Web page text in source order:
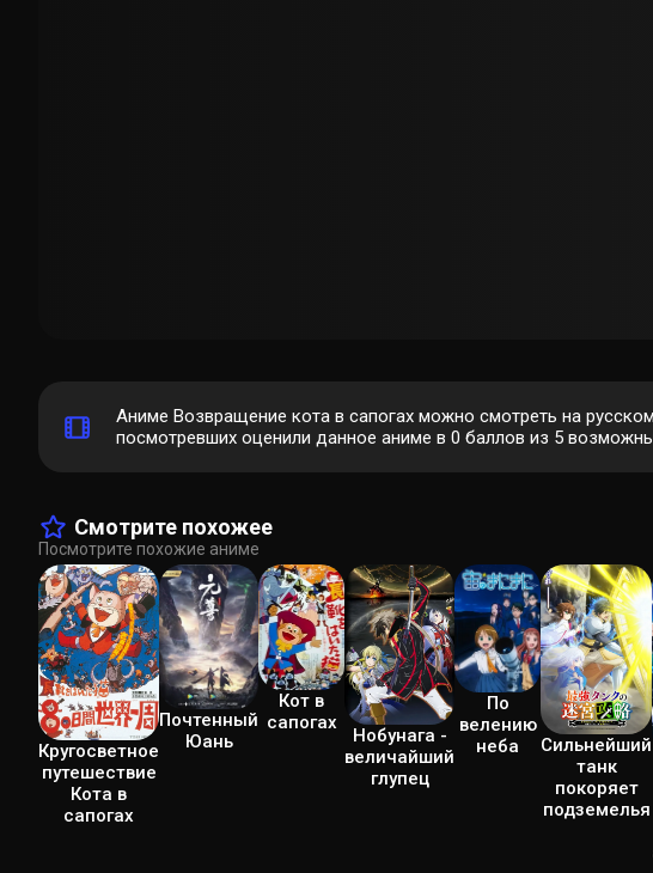
Аниме Возвращение кота в сапогах можно смотреть на
посмотревших оценили данное аниме в 0 баллов из 5
Смотрите похожее
Посмотрите похожие аниме
Кругосветное
путешествие
Кота в
сапогах
Почтенный
Юань
Кот в
сапогах
Нобунага -
величайший
глупец
По
велению
неба
Сильнейший
танк
покоряет
подземелья